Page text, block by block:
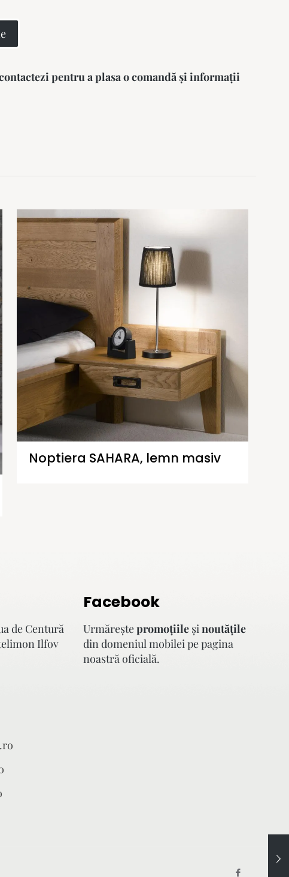
pentru a plasa o comandă și informații
Noptiera SAHARA, lemn masiv
de Centură
Ilfov
Facebook
Urmăreştepromoţiileşi noutăţile
din domeniul mobilei pe pagina
noastră oficială.